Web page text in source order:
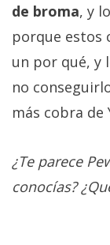
de broma, y
porque estos
un por qué, y
no
más cobra de
¿Te parece
conocías?